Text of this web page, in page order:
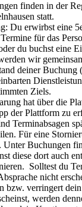
finden in der
statt.
Du erwirbst eine
für das
du buchst eine
wir
deiner Buchung
Ziels.
hat über die
der Plattform zu
Terminabsagen
Für eine
Buchungen
diese dort auch
Solltest du
nicht
bzw. verringert
werden